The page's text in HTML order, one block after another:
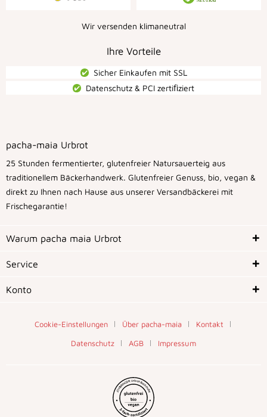
Wir versenden klimaneutral
Ihre Vorteile
Sicher Einkaufen mit SSL
Datenschutz & PCI zertiﬁziert
pacha-maia Urbrot
25 Stunden fermentierter, glutenfreier Natursauerteig aus
traditionellem Bäckerhandwerk. Glutenfreier Genuss, bio, vegan &
direkt zu Ihnen nach Hause aus unserer Versandbäckerei mit
Frischegarantie!
Warum pacha maia Urbrot
Service
Konto
Cookie-Einstellungen Über pacha-maia
Kontakt
Datenschutz
AGB Impressum